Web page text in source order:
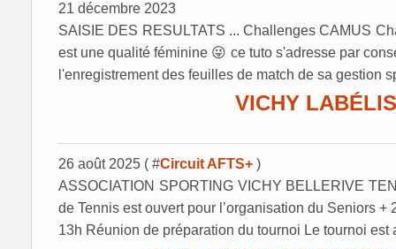
21 décembre 2023
SAISIE DES RESULTATS ... Challenges CAMUS
est une qualité féminine 😜 ce tuto s'adresse par
l'enregistrement des feuilles de match de sa gestion
VICHY
26 août 2025 ( #Circuit AFTS+ )
ASSOCIATION SPORTING VICHY BELLERIVE
de Tennis est ouvert pour l’organisation du Seniors
13h Réunion de préparation du tournoi Le tournoi est